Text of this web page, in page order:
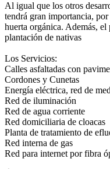
Al igual que los otros
tendrá gran importancia,
huerta orgánica. Además,
plantación de nativas
Los Servicios:
Calles asfaltadas con
Cordones y Cunetas
Energía eléctrica, red de
Red de iluminación
Red de agua corriente
Red domiciliaria de cloacas
Planta de tratamiento de
Red interna de gas
Red para internet por fibra